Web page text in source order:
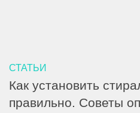
СТАТЬИ
Как установить
правильно. Советы